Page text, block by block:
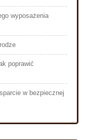
wyposażenia
poprawić
w bezpiecznej